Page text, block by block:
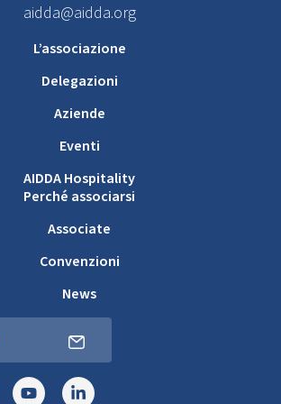
aidda@aidda.org
L’associazione
Delegazioni
Aziende
Eventi
AIDDA Hospitality
Perché associarsi
Associate
Convenzioni
News